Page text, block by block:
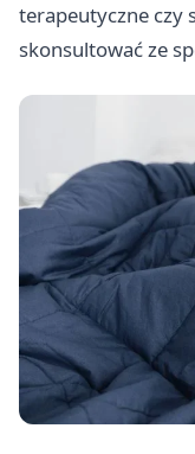
terapeutyczne czy
skonsultować ze